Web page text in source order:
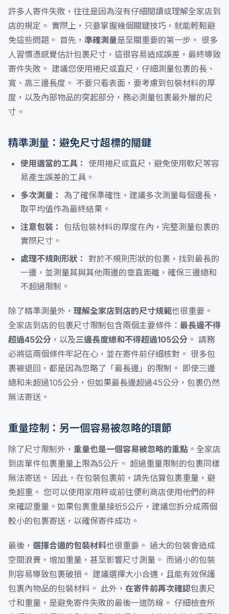
許多人寄件失敗，往往是因為沒有仔細閱讀或理解全家店到
店的規定。 實際上，只要掌握幾個關鍵技巧，就能輕鬆避
免這些問題。 首先， 準確測量是至關重要的第一步。 很多
人習慣憑感覺估計包裹尺寸，這很容易造成誤差，最終導致
寄件失敗。 建議您使用捲尺或直尺，仔細測量包裹的長、
寬、高三邊長度。 不要只看表面，要考慮到包裝材料的厚
度，以及內部物品的突起部分，務必測量包裹最外層的尺
寸。
精準測量：避免尺寸超標的關鍵
使用適當的工具： 使用捲尺或直尺，避免使用軟尺等容
易產生誤差的工具。
多次測量：
為了確保準確性，建議多次測量每個邊長，
取平均值作為最終結果。
注意包裝： 包括包裝材料的厚度在內，完整測量包裹的
實際尺寸。
處理不規則形狀： 對於不規則形狀的包裹，找到最長的
一邊，並測量其與其他兩邊的垂直距離，確保三邊總和
不超過限制。
除了精準測量外， 理解全家店到店的尺寸規範也很重要。
全家店到店的包裹尺寸限制包含兩個主要條件： 最長邊不得
超過45公分 ，以及三邊長度總和不得超過105公分 。 請務
必將這兩個條件牢記在心，並在寄件前仔細核對。 很多包
裹被退回，都是因為忽略了「最長邊」的限制。 即使三邊
總和未超過105公分，但如果最長邊超過45公分，包裹仍然
無法寄送。
重量控制：另一個容易被忽略的環節
除了尺寸限制外， 重量也是一個容易被忽略的重點 。全家店
到店單件包裹重量上限為5公斤。 超過重量限制的包裹同樣
無法寄送。 因此，在包裝包裹前，請先估算包裹重量，避
免超重。 您可以使用家用秤或前往便利商店使用他們的秤
來確認重量。如果包裹重量接近5公斤，建議您拆分成兩個
較小的包裹寄送，以確保寄件成功。
最後， 選擇合適的包裝材料也很重要。 過大的包裝會造成
空間浪費，增加重量，甚至影響尺寸測量。 而過小的包裝
則容易導致包裹破損。 建議選擇大小合適，且能有效保護
包裹內物品的包裝材料。 此外， 在寄件前再次確認包裹尺
寸和重量，是避免寄件失敗的最後一道防線。 仔細檢查所